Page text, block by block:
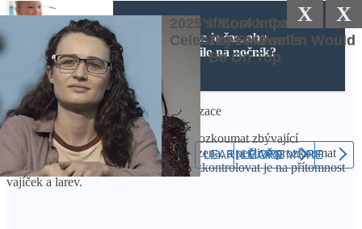
X
X
ČTĚTE VÍCE
Jak poznáte, že je čas, aby
vaše dítě chodilo na nočník?
Pavel Shaffer odborník v oboru deratizace
Chcete-li to provést, musíte pečlivě prozkoumat zbývající
předměty v místě, kde byla můra nalezena, a pečlivě prozkoumat
všechny spoje sousedního nábytku – zkontrolovat je na přítomnost
vajíček a larev.